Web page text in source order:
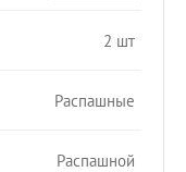
2 шт
Распашные
Распашной